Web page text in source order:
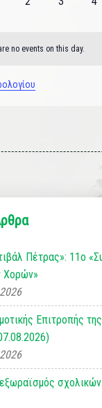
no events on this day.
Πέτρας»: 11ο
Χορών»
Επιτροπής